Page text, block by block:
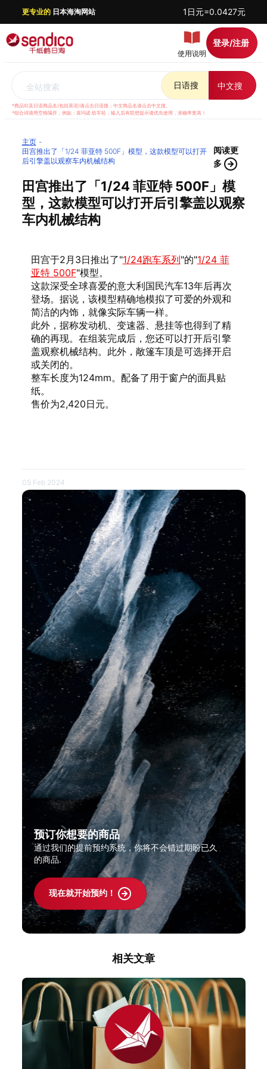
更专业的日本海淘网站 1日元=0.0427元
使用说明
登录/注册
全站搜索 日语搜 中文搜
*商品ID及日语商品名(包括英语)请点击日语搜；中文商品名请点击中文搜。
*组合词请用空格隔开，例如：喜玛诺 纺车轮，输入后有联想提示请优先使用，准确率更高！
主页
田宫推出了「1/24 菲亚特 500F」模型，这款模型可以打开
后引擎盖以观察车内机械结构
阅读更
多
田宫推出了「1/24 菲亚特 500F」模
型，这款模型可以打开后引擎盖以观察
车内机械结构
田宫于2月3日推出了"1/24跑车系列"的"1/24 菲
亚特 500F"模型。
这款深受全球喜爱的意大利国民汽车13年后再次
登场。据说，该模型精确地模拟了可爱的外观和
简洁的内饰，就像实际车辆一样。
此外，据称发动机、变速器、悬挂等也得到了精
确的再现。在组装完成后，您还可以打开后引擎
盖观察机械结构。此外，敞篷车顶是可选择开启
或关闭的。
整车长度为124mm。配备了用于窗户的面具贴
纸。
售价为2,420日元。
05 Feb 2024
预订你想要的商品
通过我们的提前预约系统，你将不会错过期盼已久
的商品.
现在就开始预约！
相关文章